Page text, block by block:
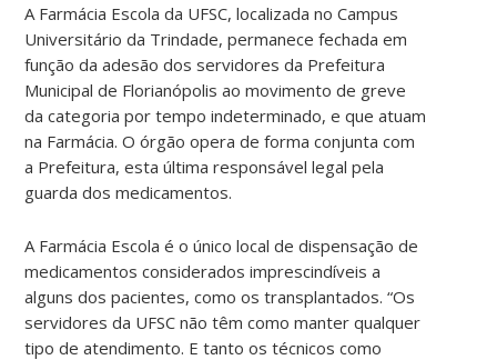
A Farmácia Escola da UFSC, localizada no Campus
Universitário da Trindade, permanece fechada em
função da adesão dos servidores da Prefeitura
Municipal de Florianópolis ao movimento de greve
da categoria por tempo indeterminado, e que atuam
na Farmácia. O órgão opera de forma conjunta com
a Prefeitura, esta última responsável legal pela
guarda dos medicamentos.
A Farmácia Escola é o único local de dispensação de
medicamentos considerados imprescindíveis a
alguns dos pacientes, como os transplantados. “Os
servidores da UFSC não têm como manter qualquer
tipo de atendimento. E tanto os técnicos como